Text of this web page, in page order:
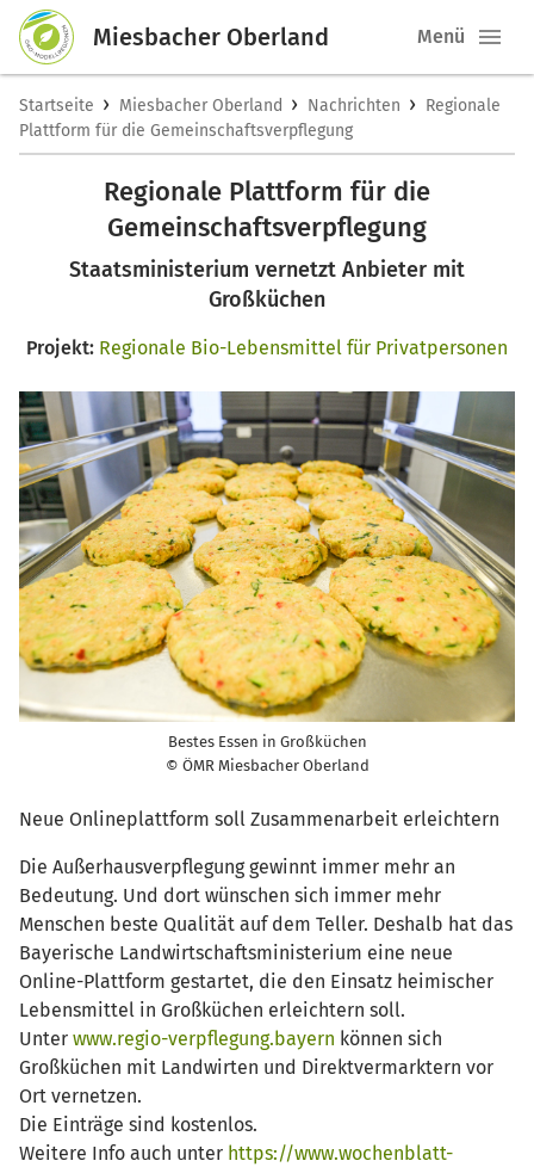
Miesbacher Oberland Menü
Startseite › Miesbacher Oberland › Nachrichten › Regionale
Plattform für die Gemeinschaftsverpflegung
Regionale Plattform für die
Gemeinschaftsverpflegung
Staatsministerium vernetzt Anbieter mit
Großküchen
Projekt: Regionale Bio-Lebensmittel für Privatpersonen
Bestes Essen in Großküchen
© ÖMR Miesbacher Oberland
Neue Onlineplattform soll Zusammenarbeit erleichtern
Die Außerhausverpflegung gewinnt immer mehr an
Bedeutung. Und dort wünschen sich immer mehr
Menschen beste Qualität auf dem Teller. Deshalb hat das
Bayerische Landwirtschaftsministerium eine neue
Online-Plattform gestartet, die den Einsatz heimischer
Lebensmittel in Großküchen erleichtern soll.
Unter www.regio-verpflegung.bayern können sich
Großküchen mit Landwirten und Direktvermarktern vor
Ort vernetzen.
Die Einträge sind kostenlos.
Weitere Info auch unter https://www.wochenblatt-